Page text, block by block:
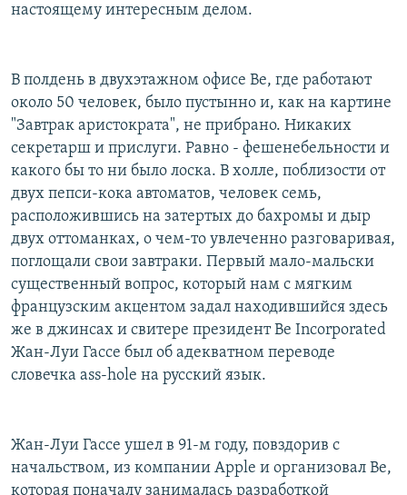
настоящему интересным делом.
В полдень в двухэтажном офисе Be, где работают
около 50 человек, было пустынно и, как на картине
"Завтрак аристократа", не прибрано. Никаких
секретарш и прислуги. Равно - фешенебельности и
какого бы то ни было лоска. В холле, поблизости от
двух пепси-кока автоматов, человек семь,
расположившись на затертых до бахромы и дыр
двух оттоманках, о чем-то увлеченно разговаривая,
поглощали свои завтраки. Первый мало-мальски
существенный вопрос, который нам с мягким
французским акцентом задал находившийся здесь
же в джинсах и свитере президент Be Incorporated
Жан-Луи Гассе был об адекватном переводе
словечка ass-hole на русский язык.
Жан-Луи Гассе ушел в 91-м году, повздорив с
начальством, из компании Apple и организовал Be,
которая поначалу занималась разработкой